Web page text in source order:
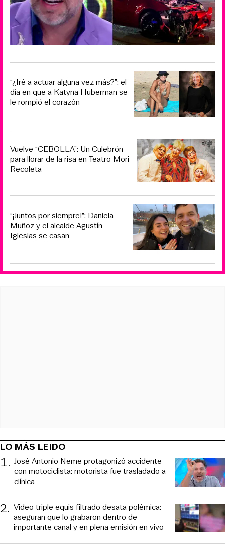
“¿Iré a actuar alguna vez más?”: el
día en que a Katyna Huberman se
le rompió el corazón
Vuelve “CEBOLLA”: Un Culebrón
para llorar de la risa en Teatro Mori
Recoleta
“¡Juntos por siempre!”: Daniela
Muñoz y el alcalde Agustín
Iglesias se casan
LO MÁS LEIDO
1. José Antonio Neme protagonizó accidente
con motociclista: motorista fue trasladado a
clínica
2. Video triple equis filtrado desata polémica:
aseguran que lo grabaron dentro de
importante canal y en plena emisión en vivo